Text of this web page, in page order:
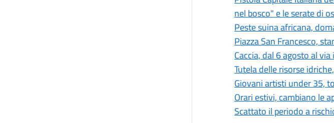
nel bosco" e le serate di
Peste suina africana,
Piazza San Francesco,
Caccia, dal 6 agosto al
Tutela delle risorse
Giovani artisti under 35,
Orari estivi, cambiano le
Scattato il periodo a